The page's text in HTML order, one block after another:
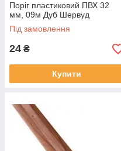
Поріг пластиковий ПВХ 32
мм, 09м Дуб Шервуд
Під замовлення
24 ₴
Купити